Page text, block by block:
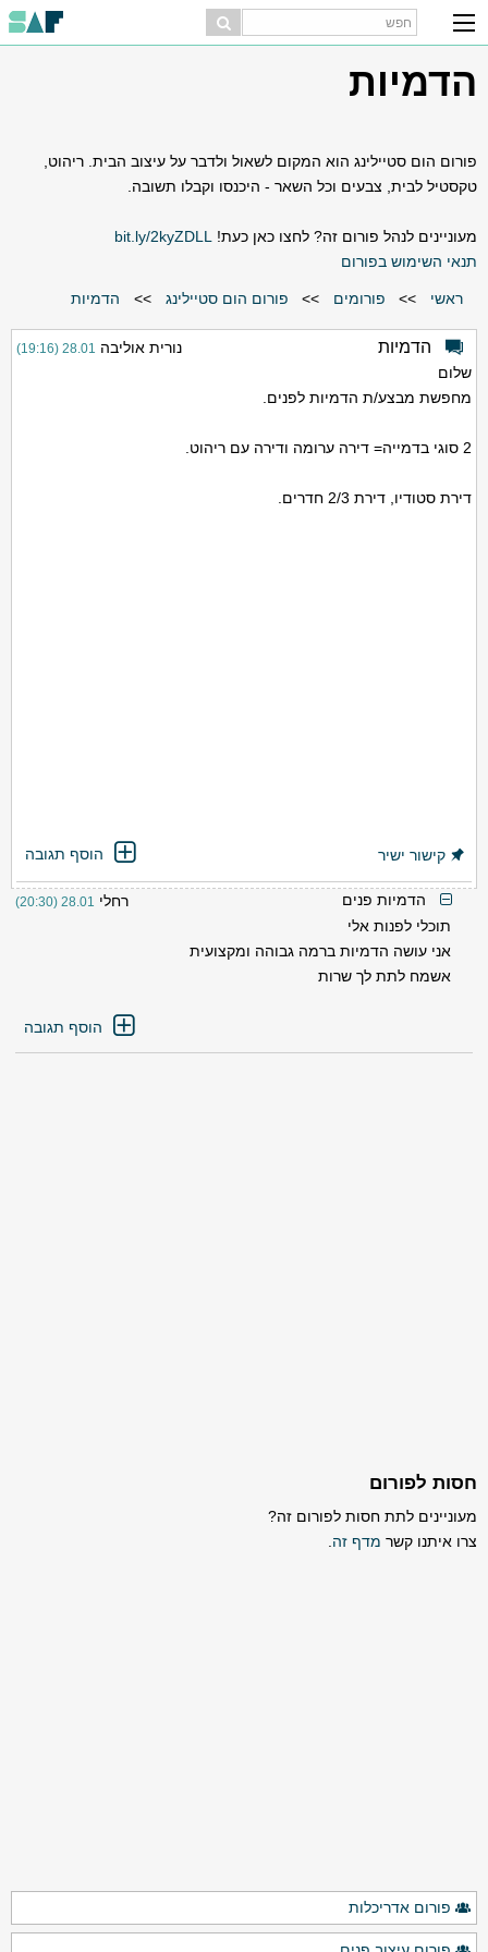
הדמיות
פורום הום סטיילינג הוא המקום לשאול ולדבר על עיצוב הבית. ריהוט,
טקסטיל לבית, צבעים וכל השאר - היכנסו וקבלו תשובה.
מעוניינים לנהל פורום זה? לחצו כאן כעת!
bit.ly/2kyZDLL
תנאי השימוש בפורום
ראשי >> פורומים >> פורום הום סטיילינג >> הדמיות
הדמיות נורית אוליבה 28.01 (19:16)
שלום
מחפשת מבצע/ת הדמיות לפנים.
2 סוגי בדמייה= דירה ערומה ודירה עם ריהוט.
דירת סטודיו, דירת 2/3 חדרים.
הוסף תגובה קישור ישיר
הדמיות פנים רחלי 28.01 (20:30)
תוכלי לפנות אלי
אני עושה הדמיות ברמה גבוהה ומקצועית
אשמח לתת לך שרות
הוסף תגובה
חסות לפורום
מעוניינים לתת חסות לפורום זה?
צרו איתנו קשר מדף זה
פורום אדריכלות